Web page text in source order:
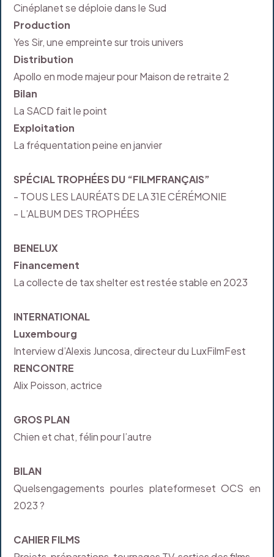
Cinéplanet se déploie dans le Sud
Production
Yes Sir, une empreinte sur trois univers
Distribution
Apollo en mode majeur pour Maison de retraite 2
Bilan
La SACD fait le point
Exploitation
La fréquentation peine en janvier
SPÉCIAL TROPHÉES DU “FILMFRANÇAIS”
- TOUS LES LAURÉATS DE LA 31E CÉRÉMONIE
- L’ALBUM DES TROPHÉES
BENELUX
Financement
La collecte de tax shelter est restée stable en 2023
INTERNATIONAL
Luxembourg
Interview d’Alexis Juncosa, directeur du LuxFilmFest
RENCONTRE
Alix Poisson, actrice
GROS PLAN
Chien et chat, félin pour l’autre
BILAN
Quelsengagements pourles plateformeset OCS en
2023 ?
CAHIER FILMS